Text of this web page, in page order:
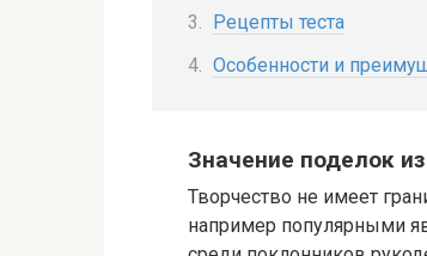
Рецепты теста
Особенности и
Значение поделок
Творчество не имеет
например популярными